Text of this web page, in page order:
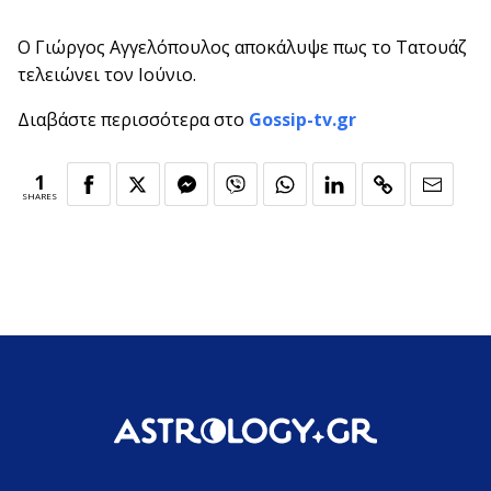
Ο Γιώργος Αγγελόπουλος αποκάλυψε πως το Τατουάζ
τελειώνει τον Ιούνιο.
Διαβάστε περισσότερα στο Gossip-tv.gr
1
SHARES